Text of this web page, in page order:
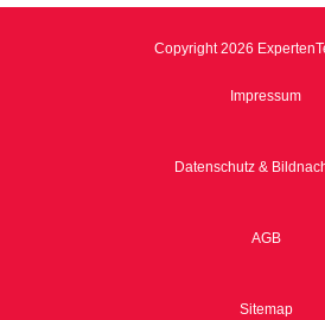
Copyright 2026
Impressum
Datenschutz &
AGB
Sitemap